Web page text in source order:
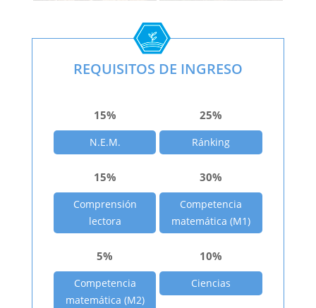
REQUISITOS DE INGRESO
15%
N.E.M.
25%
Ránking
15%
Comprensión
lectora
30%
Competencia
matemática (M1)
5%
Competencia
matemática (M2)
10%
Ciencias